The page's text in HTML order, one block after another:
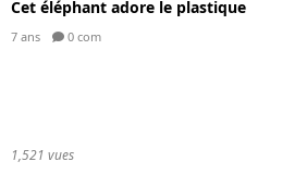
Cet éléphant adore le plastique
7 ans 0 com
1,521 vues